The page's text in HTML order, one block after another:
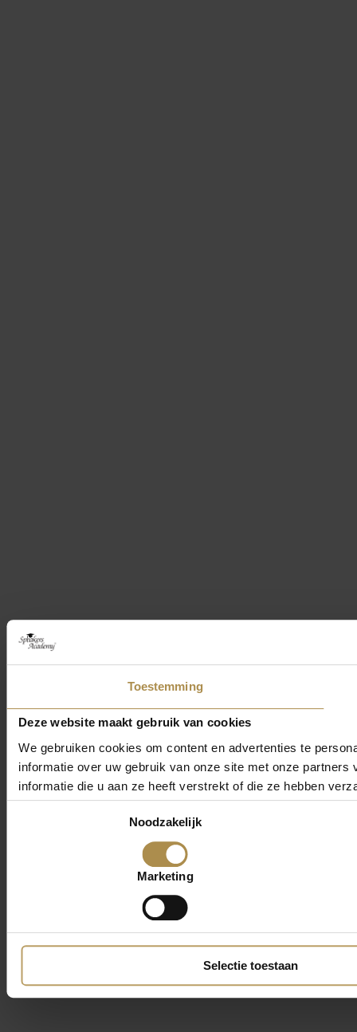
Toestemming
Deze website maakt gebruik van cookies
We gebruiken cookies om content en advertenties te
informatie over uw gebruik van onze site met onze
informatie die u aan ze heeft verstrekt of die ze hebben
Noodzakelijk
Marketing
Selectie toestaan